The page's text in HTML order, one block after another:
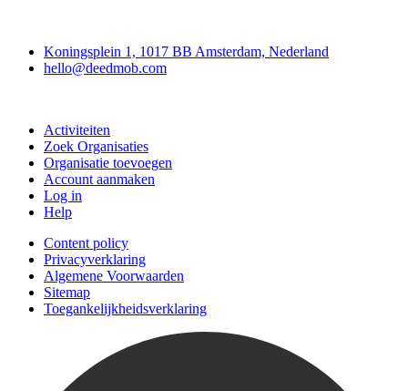
Koningsplein 1, 1017 BB Amsterdam, Nederland
hello@deedmob.com
Activiteiten
Zoek Organisaties
Organisatie toevoegen
Account aanmaken
Log in
Help
Content policy
Privacyverklaring
Algemene Voorwaarden
Sitemap
Toegankelijkheidsverklaring